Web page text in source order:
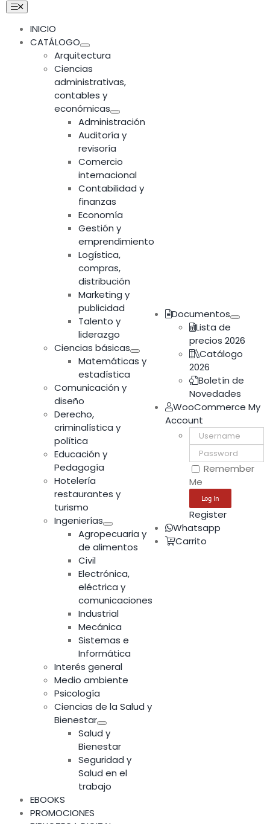
Skip
content
Toggle
Navigation
INICIO
CATÁLOGO
Arquitectura
Ciencias
administrativas,
contables y
económicas
Administración
Auditoría y
revisoría
Comercio
internacional
Contabilidad y
finanzas
Economía
Gestión y
emprendimiento
Logística,
compras,
distribución
Marketing y
publicidad
Talento y
liderazgo
Ciencias básicas
Matemáticas y
estadística
Comunicación y
diseño
Derecho,
criminalística y
política
Educación y
Pedagogía
Hotelería
restaurantes y
turismo
Ingenierías
Agropecuaria y
de alimentos
Civil
Electrónica,
eléctrica y
comunicaciones
Industrial
Mecánica
Sistemas e
Informática
Interés general
Medio ambiente
Psicología
Ciencias de la Salud y
Bienestar
Salud y
Bienestar
Seguridad y
Salud en el
trabajo
EBOOKS
PROMOCIONES
Documentos
Lista de
precios 2026
Catálogo
2026
Boletín de
Novedades
WooCommerce My
Account
Username:
Password:
Remember
Me
Register
Whatsapp
Carrito